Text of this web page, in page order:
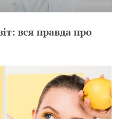
вся правда про